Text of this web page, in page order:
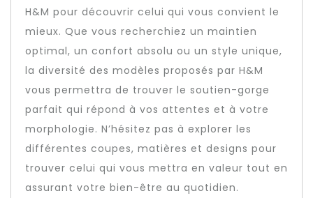
H&M pour découvrir celui qui vous convient le
mieux. Que vous recherchiez un maintien
optimal, un confort absolu ou un style unique,
la diversité des modèles proposés par H&M
vous permettra de trouver le soutien-gorge
parfait qui répond à vos attentes et à votre
morphologie. N’hésitez pas à explorer les
différentes coupes, matières et designs pour
trouver celui qui vous mettra en valeur tout en
assurant votre bien-être au quotidien.